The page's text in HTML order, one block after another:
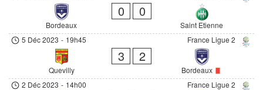
Bordeaux
0 0
Saint Etienne
France Ligue 2
5 Déc 2023 - 19h45
Quevilly
3 2
Bordeaux
France Ligue 2
2 Déc 2023 - 14h00